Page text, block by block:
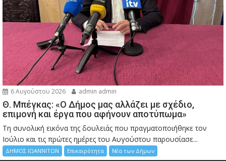
6 Αυγούστου 2026 admin admin
Θ. Μπέγκας: «Ο Δήμος μας αλλάζει με σχέδιο,
επιμονή και έργα που αφήνουν αποτύπωμα»
Τη συνολική εικόνα της δουλειάς που πραγματοποιήθηκε τον
Ιούλιο και τις πρώτες ημέρες του Αυγούστου παρουσίασε...
ΔΗΜΟΣ ΙΩΑΝΝΙΤΩΝ Επικαιρότητα Νέα των Δήμων